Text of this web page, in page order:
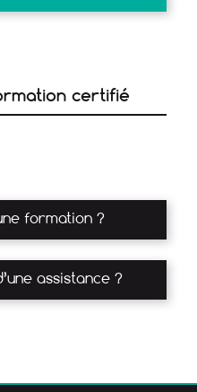
certifié
formation ?
assistance ?